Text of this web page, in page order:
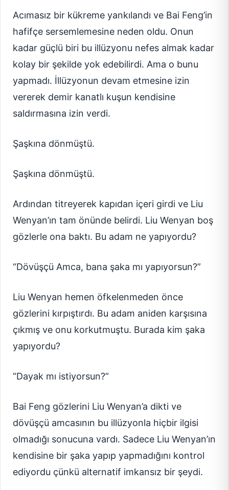
Acımasız bir kükreme yankılandı ve Bai Feng’in
hafifçe sersemlemesine neden oldu. Onun
kadar güçlü biri bu illüzyonu nefes almak kadar
kolay bir şekilde yok edebilirdi. Ama o bunu
yapmadı. İllüzyonun devam etmesine izin
vererek demir kanatlı kuşun kendisine
saldırmasına izin verdi.
Şaşkına dönmüştü.
Şaşkına dönmüştü.
Ardından titreyerek kapıdan içeri girdi ve Liu
Wenyan’ın tam önünde belirdi. Liu Wenyan boş
gözlerle ona baktı. Bu adam ne yapıyordu?
“Dövüşçü Amca, bana şaka mı yapıyorsun?”
Liu Wenyan hemen öfkelenmeden önce
gözlerini kırpıştırdı. Bu adam aniden karşısına
çıkmış ve onu korkutmuştu. Burada kim şaka
yapıyordu?
“Dayak mı istiyorsun?”
Bai Feng gözlerini Liu Wenyan’a dikti ve
dövüşçü amcasının bu illüzyonla hiçbir ilgisi
olmadığı sonucuna vardı. Sadece Liu Wenyan’ın
kendisine bir şaka yapıp yapmadığını kontrol
ediyordu çünkü alternatif imkansız bir şeydi.